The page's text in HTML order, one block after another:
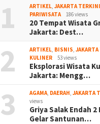
1 ARTIKEL ,JAKARTA TERKINI
PARIWISATA
186 views
20 Tempat Wisata
Jakarta: Dest…
2 ARTIKEL BISNIS ,
KULINER
53 views
Eksplorasi Wisata
Jakarta: Mengg…
3 AGAMA DAERAH ,JAKARTA
views
Griya Salak Endah 2
Gelar Santunan…